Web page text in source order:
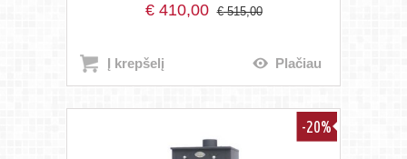
€410,00 €515,00
Į krepšelį Plačiau
-20%